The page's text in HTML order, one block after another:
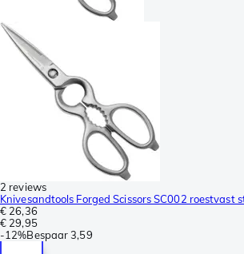
2 reviews
Knivesandtools Forged Scissors SC002 roestvast
€ 26,36
€ 29,95
-12%Bespaar 3,59